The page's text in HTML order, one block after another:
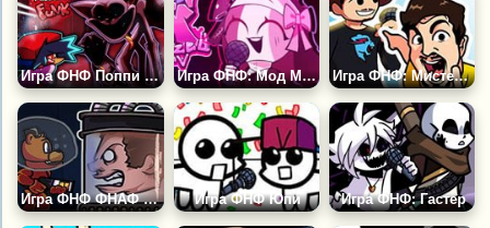
Игра ФНФ Поппи Плейтайм 3: Проект Фанк Игра ФНФ: Мод Маленькая Сарвенте Игра ФНФ: Мистер Бист
Игра ФНФ ФНАФ 57: Фредди в Космосе Игра ФНФ Юпи Игра ФНФ: Гастер